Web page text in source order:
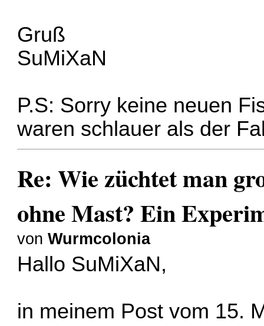
Gruß
SuMiXaN
P.S: Sorry keine neuen
waren schlauer als der
Re: Wie züchtet man
ohne Mast? Ein
vonWurmcolonia
Hallo SuMiXaN,
in meinem Post vom 15.